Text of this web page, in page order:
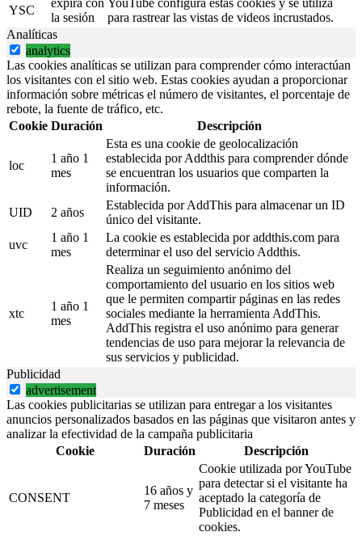
YSC
la sesión
para rastrear las vistas de videos incrustados.
Analíticas
analytics
Las cookies analíticas se utilizan para comprender cómo interactúan
los visitantes con el sitio web. Estas cookies ayudan a proporcionar
información sobre métricas el número de visitantes, el porcentaje de
rebote, la fuente de tráfico, etc.
Cookie Duración Descripción
loc
1 año 1
mes
Esta es una cookie de geolocalización
establecida por Addthis para comprender dónde
se encuentran los usuarios que comparten la
información.
UID
2 años
Establecida por AddThis para almacenar un ID
único del visitante.
uvc
1 año 1
mes
La cookie es establecida por addthis.com para
determinar el uso del servicio Addthis.
xtc
1 año 1
mes
Realiza un seguimiento anónimo del
comportamiento del usuario en los sitios web
que le permiten compartir páginas en las redes
sociales mediante la herramienta AddThis.
AddThis registra el uso anónimo para generar
tendencias de uso para mejorar la relevancia de
sus servicios y publicidad.
Publicidad
advertisement
Las cookies publicitarias se utilizan para entregar a los visitantes
anuncios personalizados basados en las páginas que visitaron antes y
analizar la efectividad de la campaña publicitaria
Cookie
Duración Descripción
CONSENT
16 años y
7 meses
Cookie utilizada por YouTube
para detectar si el visitante ha
aceptado la categoría de
Publicidad en el banner de
cookies.